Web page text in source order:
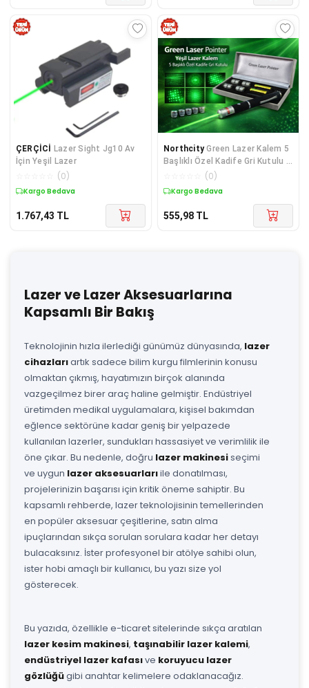
ÇERÇİCİ Lazer Si̇ght Jg10 Av
İçin Yeşil Lazer
(0)
Kargo Bedava
1.767,43 TL
Northcity Green Lazer Kalem 5
Başlıklı Özel Kadife Gri Kutulu -
Güçlü Işın ve Çoklu Efekt
(0)
Kargo Bedava
555,98 TL
Lazer ve Lazer Aksesuarlarına
Kapsamlı Bir Bakış
Teknolojinin hızla ilerlediği günümüz dünyasında, lazer
cihazlarıartık sadece bilim kurgu filmlerinin konusu
olmaktan çıkmış, hayatımızın birçok alanında
vazgeçilmez birer araç haline gelmiştir. Endüstriyel
üretimden medikal uygulamalara, kişisel bakımdan
eğlence sektörüne kadar geniş bir yelpazede
kullanılan lazerler, sundukları hassasiyet ve verimlilik ile
öne çıkar. Bu nedenle, doğru lazer makinesiseçimi
ve uygun lazer aksesuarlarıile donatılması,
projelerinizin başarısı için kritik öneme sahiptir. Bu
kapsamlı rehberde, lazer teknolojisinin temellerinden
en popüler aksesuar çeşitlerine, satın alma
ipuçlarından sıkça sorulan sorulara kadar her detayı
bulacaksınız. İster profesyonel bir atölye sahibi olun,
ister hobi amaçlı bir kullanıcı, bu yazı size yol
gösterecek.
Bu yazıda, özellikle e-ticaret sitelerinde sıkça aratılan
lazer kesim makinesi, taşınabilir lazer kalemi,
endüstriyel lazer kafasıve koruyucu lazer
gözlüğügibi anahtar kelimelere odaklanacağız.